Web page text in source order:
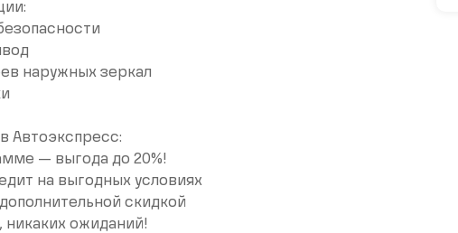
наружных зеркал
Автоэкспресс:
— выгода до 20%!
на выгодных условиях
скидкой
никаких ожиданий!